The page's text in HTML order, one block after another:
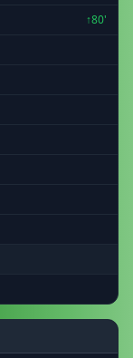
↑80'